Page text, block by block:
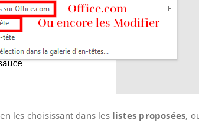
en les choisissant dans les listes proposées,